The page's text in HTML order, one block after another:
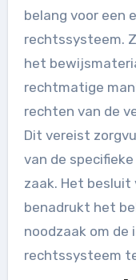
belang voor een
rechtssysteem.
het
rechtmatige
rechten van de
Dit vereist
van de
zaak. Het besluit
benadrukt het
noodzaak om
rechtssysteem